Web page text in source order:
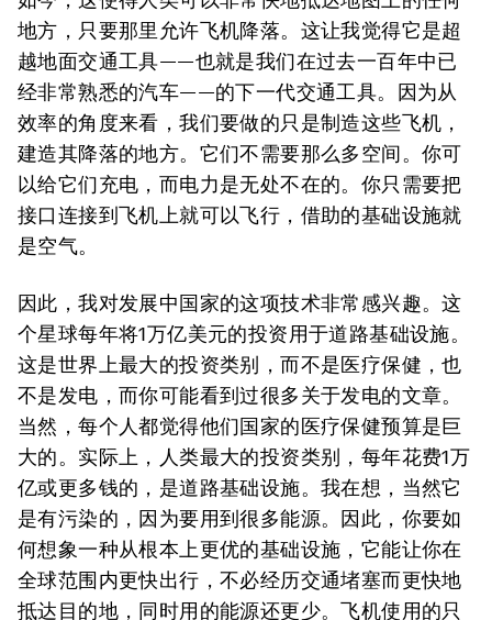
地方，只要那里允许飞机降落。这让我觉得它是超
越地面交通工具——也就是我们在过去一百年中已
经非常熟悉的汽车——的下一代交通工具。因为从
效率的角度来看，我们要做的只是制造这些飞机，
建造其降落的地方。它们不需要那么多空间。你可
以给它们充电，而电力是无处不在的。你只需要把
接口连接到飞机上就可以飞行，借助的基础设施就
是空气。
因此，我对发展中国家的这项技术非常感兴趣。这
个星球每年将1万亿美元的投资用于道路基础设施。
这是世界上最大的投资类别，而不是医疗保健，也
不是发电，而你可能看到过很多关于发电的文章。
当然，每个人都觉得他们国家的医疗保健预算是巨
大的。实际上，人类最大的投资类别，每年花费1万
亿或更多钱的，是道路基础设施。我在想，当然它
是有污染的，因为要用到很多能源。因此，你要如
何想象一种从根本上更优的基础设施，它能让你在
全球范围内更快出行，不必经历交通堵塞而更快地
抵达目的地，同时用的能源还更少。飞机使用的只